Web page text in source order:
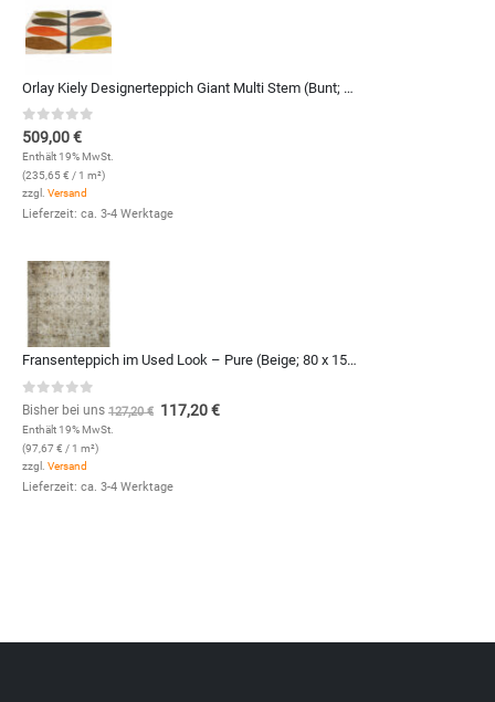
Orlay Kiely Designerteppich Giant Multi Stem (Bunt; 120 x 180 cm)
0out of 5
509,00€
Enthält 19% MwSt.
(235,65€ / 1 m²)
zzgl. Versand
Lieferzeit: ca. 3-4 Werktage
Fransenteppich im Used Look – Pure (Beige; 80 x 150 cm)
0 out of 5
Bisher bei uns 127,20€ 117,20€
Enthält 19% MwSt.
(97,67 € / 1 m²)
zzgl. Versand
Lieferzeit: ca. 3-4 Werktage